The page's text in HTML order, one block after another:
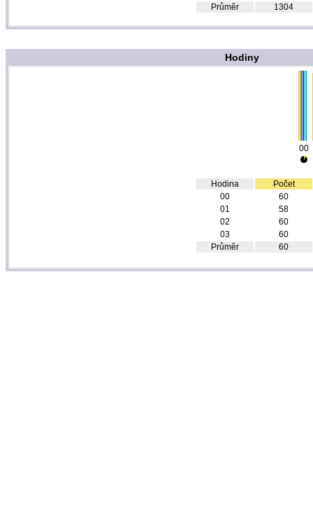
Průměr
1304
Hodiny
00
Hodina
Počet
00
60
01
58
02
60
03
60
Průměr
60